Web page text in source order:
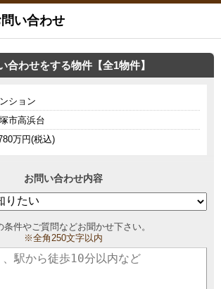
い合わせ
合わせをする物件【全1物件】
ション
市高浜台
万円(税込)
お問い合わせ内容
条件やご質問などお聞かせ下さい。
※全角250文字以内